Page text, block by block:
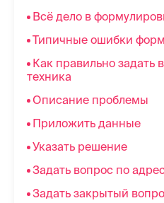
Всё дело в
Типичные ошибки
Как правильно задать
техника
Описание проблемы
Приложить данные
Указать решение
Задать вопрос по
Задать закрытый